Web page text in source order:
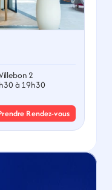
2
à 19h30
Rendez-vous